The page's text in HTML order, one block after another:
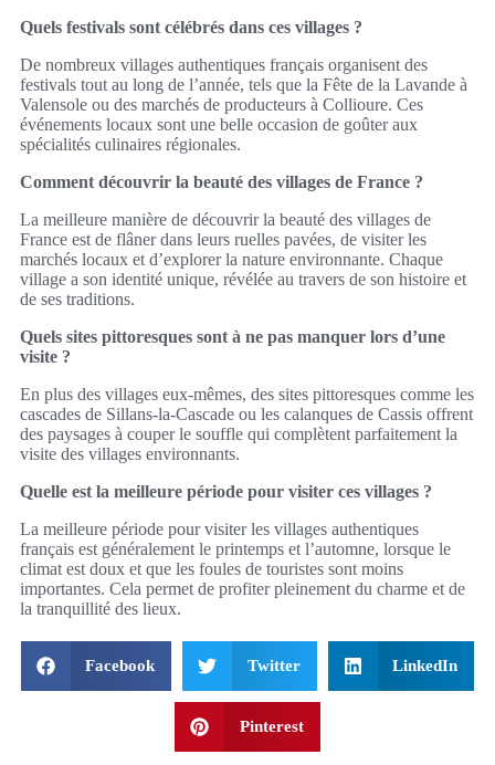
Quels festivals sont célébrés dans ces villages ?
De nombreux villages authentiques français organisent des
festivals tout au long de l’année, tels que la Fête de la Lavande à
Valensole ou des marchés de producteurs à Collioure. Ces
événements locaux sont une belle occasion de goûter aux
spécialités culinaires régionales.
Comment découvrir la beauté des villages de France ?
La meilleure manière de découvrir la beauté des villages de
France est de flâner dans leurs ruelles pavées, de visiter les
marchés locaux et d’explorer la nature environnante. Chaque
village a son identité unique, révélée au travers de son histoire et
de ses traditions.
Quels sites pittoresques sont à ne pas manquer lors d’une
visite ?
En plus des villages eux-mêmes, des sites pittoresques comme les
cascades de Sillans-la-Cascade ou les calanques de Cassis offrent
des paysages à couper le souffle qui complètent parfaitement la
visite des villages environnants.
Quelle est la meilleure période pour visiter ces villages ?
La meilleure période pour visiter les villages authentiques
français est généralement le printemps et l’automne, lorsque le
climat est doux et que les foules de touristes sont moins
importantes. Cela permet de profiter pleinement du charme et de
la tranquillité des lieux.
Facebook Twitter LinkedIn
Pinterest